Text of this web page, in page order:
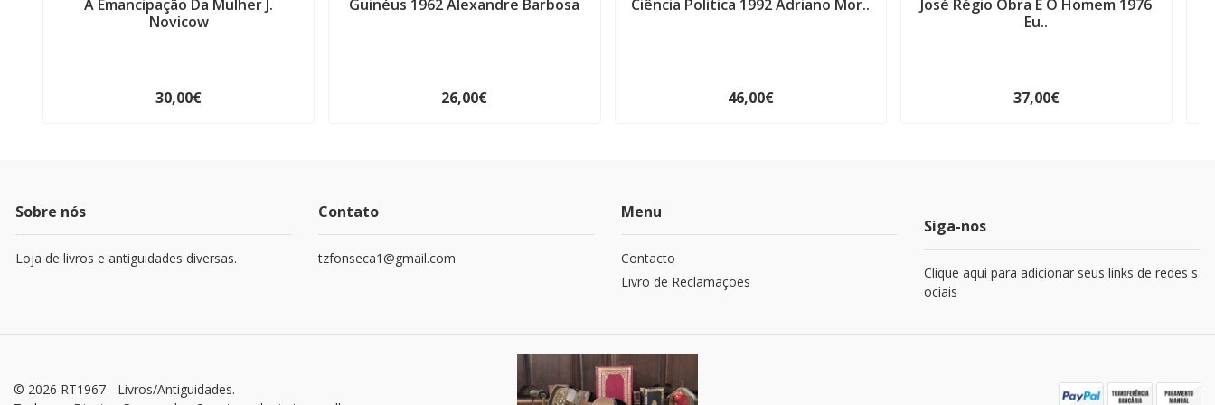
A Emancipação Da Mulher J.
Novicow
30,00€
Guinéus 1962 Alexandre Barbosa
26,00€
Ciência Politica 1992 Adriano Mor..
46,00€
José Régio Obra E O Homem 1976
Eu..
37,00€
Sobre nós
Loja de livros e antiguidades diversas.
Contato
tzfonseca1@gmail.com
Menu
Contacto
Livro de Reclamações
Siga-nos
Clique aqui para adicionar seus links de redes s
ociais
© 2026 RT1967 - Livros/Antiguidades.